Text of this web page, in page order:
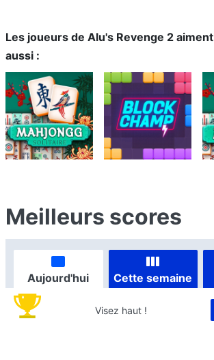
Les joueurs de Alu's Revenge 2 aiment
aussi :
Meilleurs scores
Aujourd'hui Cette semaine
Visez haut !